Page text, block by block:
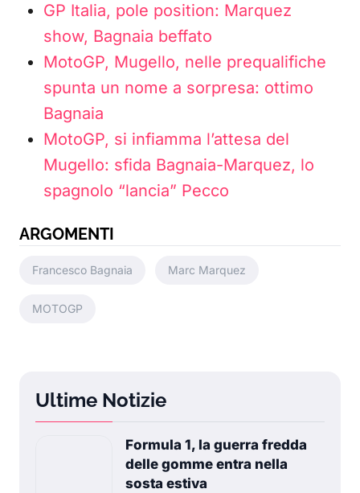
GP Italia, pole position: Marquez
show, Bagnaia beffato
MotoGP, Mugello, nelle prequalifiche
spunta un nome a sorpresa: ottimo
Bagnaia
MotoGP, si infiamma l’attesa del
Mugello: sfida Bagnaia-Marquez, lo
spagnolo “lancia” Pecco
ARGOMENTI
Francesco Bagnaia Marc Marquez
MOTOGP
Ultime Notizie
Formula 1, la guerra fredda
delle gomme entra nella
sosta estiva